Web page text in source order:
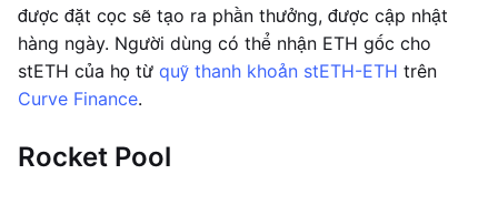
được đặt cọc sẽ tạo ra phần thưởng, được cập nhật
hàng ngày. Người dùng có thể nhận ETH gốc cho
stETH của họ từ quỹ thanh khoản stETH-ETH trên
Curve Finance.
Rocket Pool